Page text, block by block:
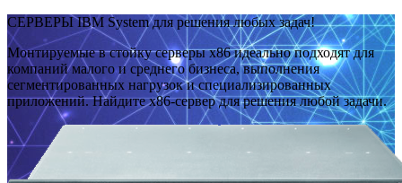
СЕРВЕРЫ IBM System для решения любых задач!
Монтируемые в стойку серверы x86 идеально подходят для
компаний малого и среднего бизнеса, выполнения
сегментированных нагрузок и специализированных
приложений. Найдите x86-сервер для решения любой задачи.